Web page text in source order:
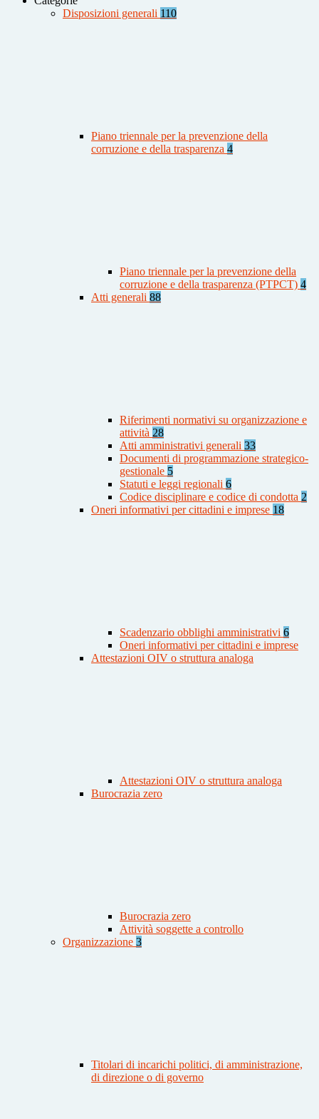
Disposizioni generali 110
Piano triennale per la prevenzione della
corruzione e della trasparenza 4
Piano triennale per la prevenzione della
corruzione e della trasparenza (PTPCT) 4
Atti generali 88
Riferimenti normativi su organizzazione e
attività 28
Atti amministrativi generali 33
Documenti di programmazione strategico-
gestionale 5
Statuti e leggi regionali 6
Codice disciplinare e codice di condotta 2
Oneri informativi per cittadini e imprese 18
Scadenzario obblighi amministrativi 6
Oneri informativi per cittadini e imprese
Attestazioni OIV o struttura analoga
Attestazioni OIV o struttura analoga
Burocrazia zero
Burocrazia zero
Attività soggette a controllo
Organizzazione 3
Titolari di incarichi politici, di amministrazione,
di direzione o di governo